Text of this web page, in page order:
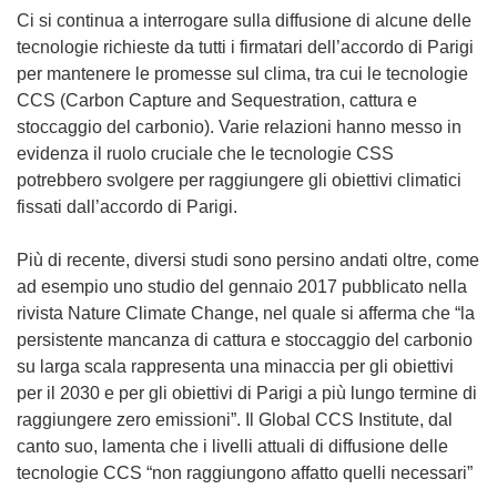
Ci si continua a interrogare sulla diffusione di alcune delle
tecnologie richieste da tutti i firmatari dell’accordo di Parigi
per mantenere le promesse sul clima, tra cui le tecnologie
CCS (Carbon Capture and Sequestration, cattura e
stoccaggio del carbonio). Varie relazioni hanno messo in
evidenza il ruolo cruciale che le tecnologie CSS
potrebbero svolgere per raggiungere gli obiettivi climatici
fissati dall’accordo di Parigi.
Più di recente, diversi studi sono persino andati oltre, come
ad esempio uno studio del gennaio 2017 pubblicato nella
rivista Nature Climate Change, nel quale si afferma che “la
persistente mancanza di cattura e stoccaggio del carbonio
su larga scala rappresenta una minaccia per gli obiettivi
per il 2030 e per gli obiettivi di Parigi a più lungo termine di
raggiungere zero emissioni”. Il Global CCS Institute, dal
canto suo, lamenta che i livelli attuali di diffusione delle
tecnologie CCS “non raggiungono affatto quelli necessari”